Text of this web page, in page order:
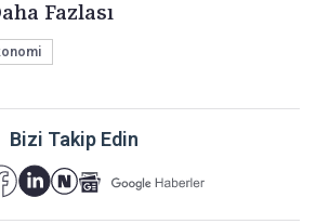
Fazlası
Bizi Takip Edin